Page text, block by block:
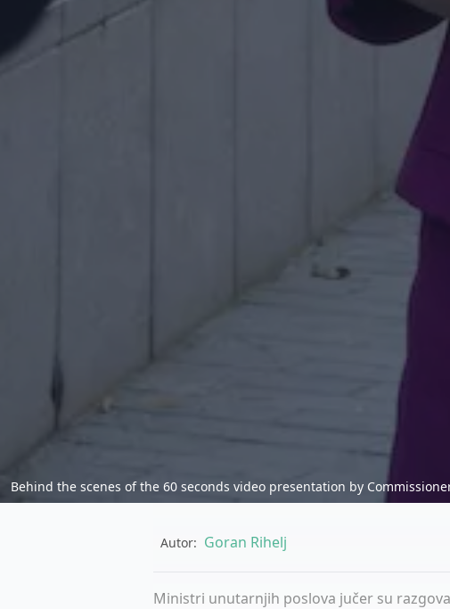
Behind the scenes of the 60 seconds video presentation by
Autor: Goran Rihelj
Ministri unutarnjih poslova jučer su